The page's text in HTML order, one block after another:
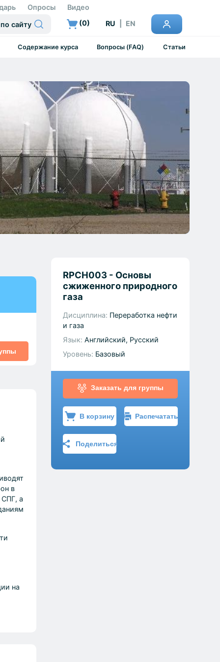
Опросы
Видео
(0) RU EN
Содержание курса Вопросы (FAQ) Статьи
в
СПГ, а
на
RPCH003 - Основы
сжиженного природного
газа
Дисциплина: Переработка нефти
и газа
Язык: Английский, Русский
Уровень: Базовый
Заказать для группы
В корзину Распечатать
Поделиться